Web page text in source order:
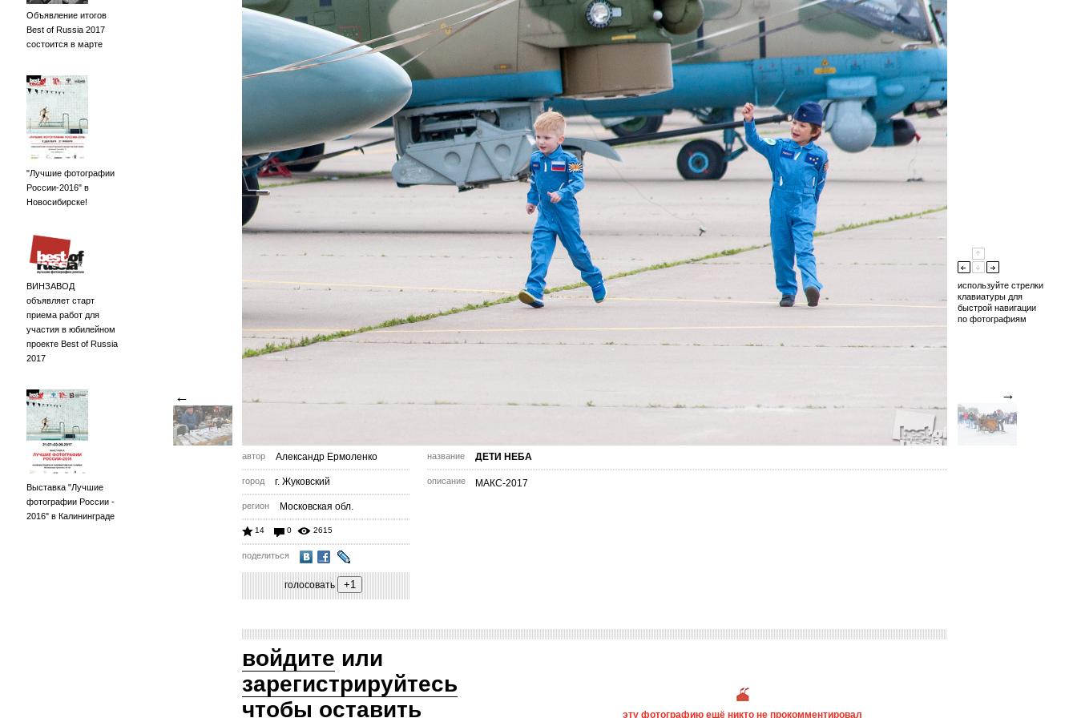
Объявление итогов
Best of Russia 2017
состоится в марте
"Лучшие фотографии
России-2016" в
Новосибирске!
ВИНЗАВОД
объявляет старт
приема работ для
участия в юбилейном
проекте Best of Russia
2017
Выставка "Лучшие
фотографии России -
2016" в Калининграде
← →
используйте стрелки
клавиатуры для
быстрой навигации
по фотографиям
автор Александр Ермоленко
город г. Жуковский
регион Московская обл.
14 0 2615
поделиться
голосовать
название ДЕТИ НЕБА
описание МАКС-2017
войдите или
зарегистрируйтесь
чтобы оставить
эту фотографию ещё никто не прокомментировал